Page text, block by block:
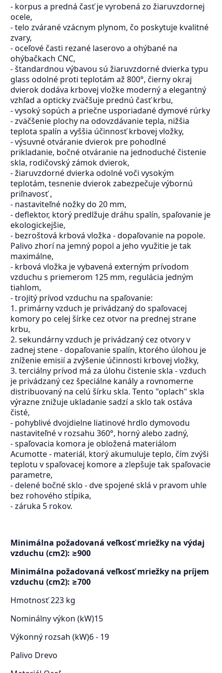
- korpus a predná časť je vyrobená zo žiaruvzdornej
ocele,
- telo zvárané vzácnym plynom, čo poskytuje kvalitné
zvary,
- oceľové časti rezané laserovo a ohýbané na
ohýbačkach CNC,
- štandardnou výbavou sú žiaruvzdorné dvierka typu
glass odolné proti teplotám až 800°, čierny okraj
dvierok dodáva krbovej vložke moderný a elegantný
vzhľad a opticky zväčšuje prednú časť krbu,
- vysoký sopúch a priečne usporiadané dymové rúrky
- zväčšenie plochy na odovzdávanie tepla, nižšia
teplota spalín a vyššia účinnosť krbovej vložky,
- výsuvné otváranie dvierok pre pohodlné
prikladanie, bočné otváranie na jednoduché čistenie
skla, rodičovský zámok dvierok,
- žiaruvzdorné dvierka odolné voči vysokým
teplotám, tesnenie dvierok zabezpečuje výbornú
priľnavosť ,
- nastaviteľné nožky do 20 mm,
- deflektor, ktorý predlžuje dráhu spalín, spaľovanie je
ekologickejšie,
- bezroštová krbová vložka - dopaľovanie na popole.
Palivo zhorí na jemný popol a jeho využitie je tak
maximálne,
- krbová vložka je vybavená externým prívodom
vzduchu s priemerom 125 mm, regulácia jedným
tiahlom,
- trojitý prívod vzduchu na spaľovanie:
1. primárny vzduch je privádzaný do spaľovacej
komory po celej šírke cez otvor na prednej strane
krbu,
2. sekundárny vzduch je privádzaný cez otvory v
zadnej stene - dopaľovanie spalín, ktorého úlohou je
zníženie emisií a zvýšenie účinnosti krbovej vložky,
3. terciálny prívod má za úlohu čistenie skla - vzduch
je privádzaný cez špeciálne kanály a rovnomerne
distribuovaný na celú šírku skla. Tento "oplach" skla
výrazne znižuje ukladanie sadzí a sklo tak ostáva
čisté,
- pohyblivé dvojdielne liatinové hrdlo dymovodu
nastaviteľné v rozsahu 360°, horný alebo zadný,
- spaľovacia komora je obložená materiálom
Acumotte - materiál, ktorý akumuluje teplo, čím zvýši
teplotu v spaľovacej komore a zlepšuje tak spaľovacie
parametre,
- delené bočné sklo - dve spojené sklá v pravom uhle
bez rohového stĺpika,
- záruka 5 rokov.
Minimálna požadovaná veľkosť mriežky na výdaj
vzduchu (cm2): ≥900
Minimálna požadovaná veľkosť mriežky na príjem
vzduchu (cm2): ≥700
Hmotnosť223 kg
Nominálny výkon (kW)15
Výkonný rozsah (kW)6 - 19
Palivo Drevo